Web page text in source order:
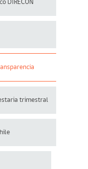
DIRECON
trimestral